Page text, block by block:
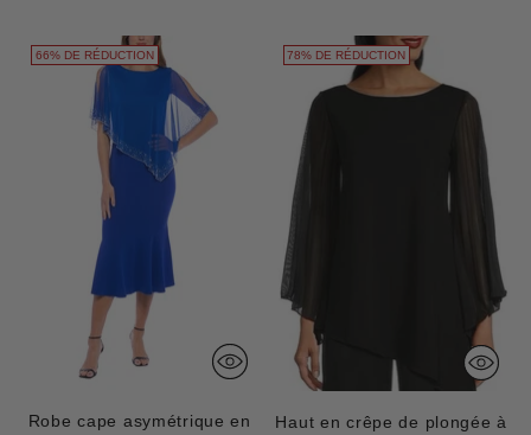
66% DE RÉDUCTION
Robe cape asymétrique en
78% DE RÉDUCTION
Haut en crêpe de plongée à